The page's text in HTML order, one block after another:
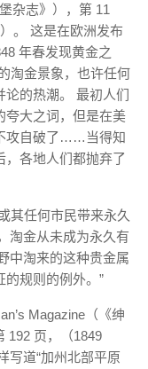
杂志》），第 11
。 这是在欧洲发布
年春发现黄金之
淘金景象，也许任何
论的热潮。 最初人们
夸大之词，但是在美
攻自破了……当得知
各地人们都抛弃了
其任何市民带来永久
淘金从未成为永久有
中淘来的这种贵金属
规则的例外。”
Magazine（《绅
192 页，（1849
写道“加州北部平原